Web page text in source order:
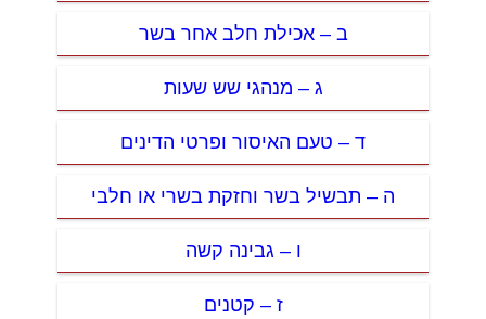
ב – אכילת חלב אחר בשר
ג – מנהגי שש שעות
ד – טעם האיסור ופרטי הדינים
ה – תבשיל בשר וחזקת בשרי או חלבי
ו – גבינה קשה
ז – קטנים